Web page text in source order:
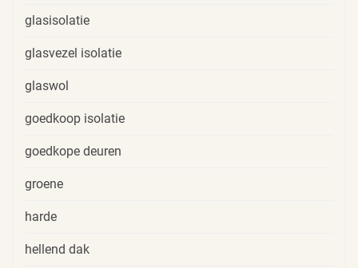
glasisolatie
glasvezel isolatie
glaswol
goedkoop isolatie
goedkope deuren
groene
harde
hellend dak